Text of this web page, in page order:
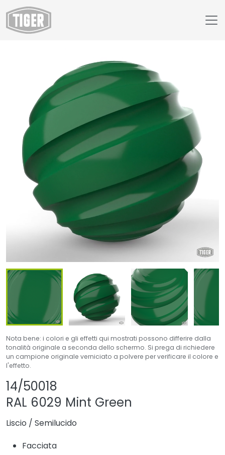
14/50018 - RAL 6029 Mint Green
Nota bene: i colori e gli effetti qui mostrati possono differire dalla
tonalità originale a seconda dello schermo. Si prega di richiedere
un campione originale verniciato a polvere per verificare il colore e
l'effetto.
14/50018
RAL 6029 Mint Green
Liscio / Semilucido
Facciata